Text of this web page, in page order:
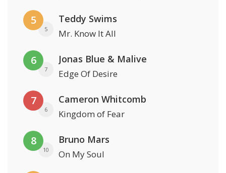
5
5
Teddy Swims
Mr. Know It All
6
7
Jonas Blue & Malive
Edge Of Desire
7
6
Cameron Whitcomb
Kingdom of Fear
8
10
Bruno Mars
On My Soul